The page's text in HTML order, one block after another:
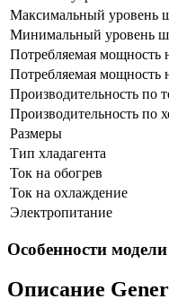
Максимальный уровень
Минимальный уровень
Потребляемая мощность
Потребляемая мощность
Производительность по
Производительность по
Размеры
Тип хладагента
Ток на обогрев
Ток на охлаждение
Электропитание
Особенности модели
Описание